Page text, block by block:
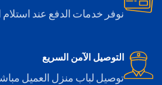
نوفر خدمات الدفع عند استلام
التوصيل الآمن السريع
توصيل لباب منزل العميل